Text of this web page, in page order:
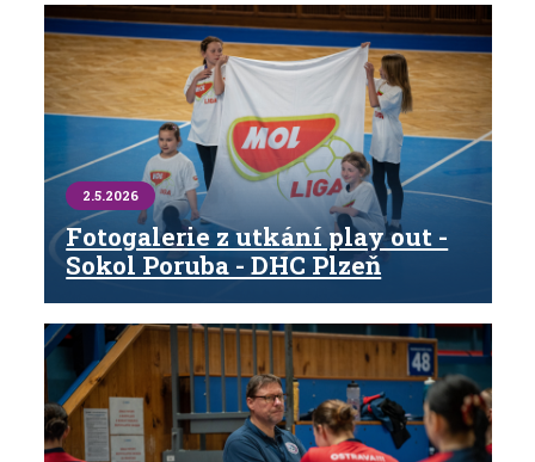
2.5.2026
Fotogalerie z utkání play out -
Sokol Poruba - DHC Plzeň